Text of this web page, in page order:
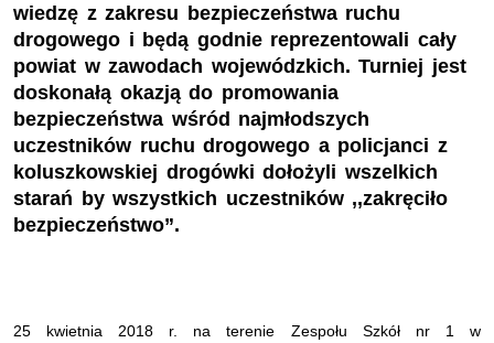
wiedzę z zakresu bezpieczeństwa ruchu
drogowego i będą godnie reprezentowali cały
powiat w zawodach wojewódzkich. Turniej jest
doskonałą okazją do promowania
bezpieczeństwa wśród najmłodszych
uczestników ruchu drogowego a policjanci z
koluszkowskiej drogówki dołożyli wszelkich
starań by wszystkich uczestników ,,zakręciło
bezpieczeństwo”.
25 kwietnia 2018 r. na terenie Zespołu Szkół nr 1 w